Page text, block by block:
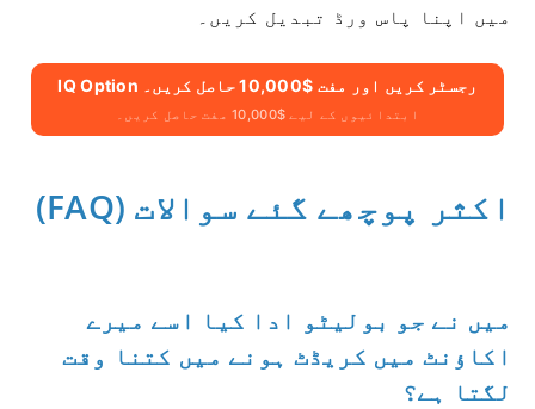
میں اپنا پاس ورڈ تبدیل کریں۔
IQ Option رجسٹر کریں اور مفت $10,000 حاصل کریں۔
ابتدائیوں کے لیے $10,000 مفت حاصل کریں۔
اکثر پوچھے گئے سوالات (FAQ)
میں نے جو بولیٹو ادا کیا اسے میرے
اکاؤنٹ میں کریڈٹ ہونے میں کتنا وقت
لگتا ہے؟